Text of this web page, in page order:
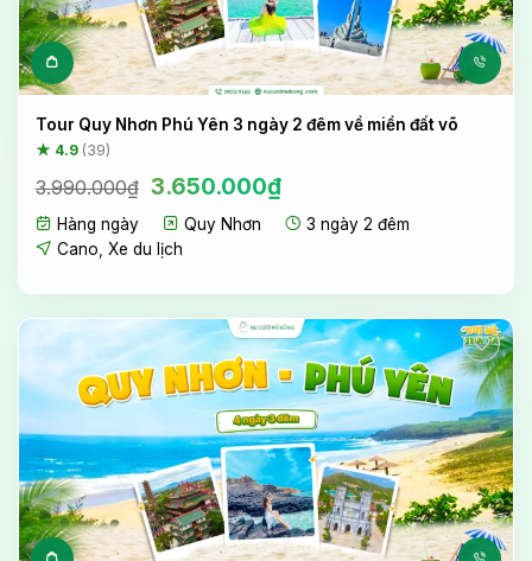
Tour Quy Nhơn Phú Yên 3 ngày 2 đêm về miền đất võ
★ 4.9 (39)
3.990.000₫ Giá
là:
3.990.000₫.
3.650.000₫Giá
hiện
tại
Hàng ngày Quy Nhơn
3 ngày 2 đêm
Cano, Xe du lịch